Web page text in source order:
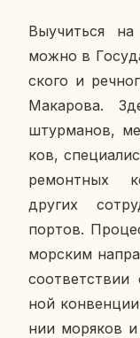
Вы­учить­ся на
можно в
ско­го и
Ма­ка­ро­ва.
штур­ма­нов,
ков,
ре­монт­ных
других
портов.
мор­ским
ной
нии мо­ря­ков